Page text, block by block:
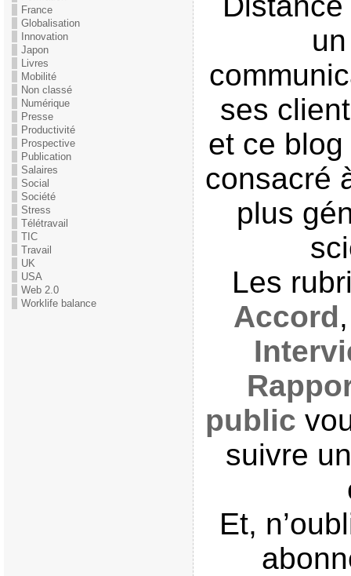
France
Globalisation
Innovation
Japon
Livres
Mobilité
Non classé
Numérique
Presse
Productivité
Prospective
Publication
Salaires
Social
Société
Stress
Télétravail
TIC
Travail
UK
USA
Web 2.0
Worklife balance
ses
et ce
consacré
plus
Les
Accord
public
suivre
Et,